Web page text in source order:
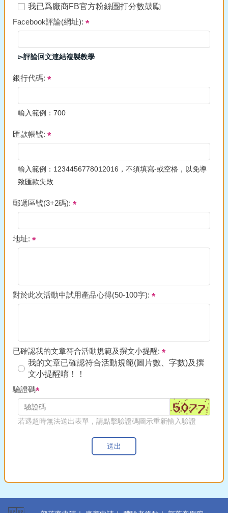
我已爲廠商FB官方粉絲團打分數鼓勵
Facebook評論(網址):
▻評論回文連結複製教學
銀行代碼:
輸入範例：700
匯款帳號:
輸入範例：1234456778012016，不須填寫-或空格，以免導
致匯款失敗
郵遞區號(3+2碼):
地址:
對於此次活動中試用產品心得(50-100字):
已確認我的文章符合活動規範及撰文小提醒:
我的文章已確認符合活動規範(圖片數、字數)及撰
文小提醒唷！！
驗證碼
若遇超時無法送出表單，請點擊驗證碼圖示重新輸入驗證
送出